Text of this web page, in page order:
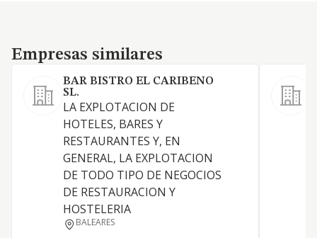
Empresas similares
Empresas similares
BAR BISTRO EL CARIBENO
SL.
LA EXPLOTACION DE
HOTELES, BARES Y
RESTAURANTES Y, EN
GENERAL, LA EXPLOTACION
DE TODO TIPO DE NEGOCIOS
DE RESTAURACION Y
HOSTELERIA
BALEARES